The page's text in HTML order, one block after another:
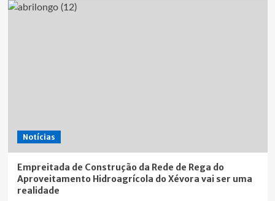
Notícias
Empreitada de Construção da Rede de Rega do
Aproveitamento Hidroagrícola do Xévora vai ser uma
realidade